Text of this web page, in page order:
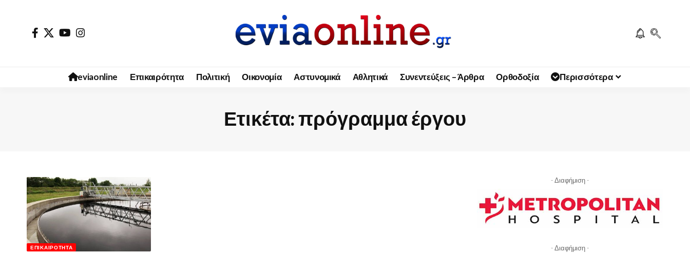
eviaonline Επικαιρότητα Πολιτική Οικονομία Αστυνομικά Αθλητικά Συνεντεύξεις – Άρθρα Ορθοδοξία Περισσότερα
Ετικέτα:πρόγραμμα έργου
ΕΠΙΚΑΙΡΌΤΗΤΑ
- Διαφήμιση -
- Διαφήμιση -